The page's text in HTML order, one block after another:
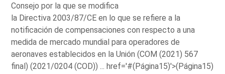
Consejo por la que se modifica
la Directiva 2003/87/CE en lo que se refiere a la
notificación de compensaciones con respecto a una
medida de mercado mundial para operadores de
aeronaves establecidos en la Unión (COM (2021) 567
final) (2021/0204 (COD)) ...href='#(Página15)'>(Página15)